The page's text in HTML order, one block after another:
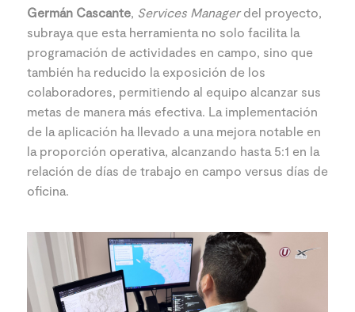
Germán Cascante, Services Managerdel proyecto,
subraya que esta herramienta no solo facilita la
programación de actividades en campo, sino que
también ha reducido la exposición de los
colaboradores, permitiendo al equipo alcanzar sus
metas de manera más efectiva. La implementación
de la aplicación ha llevado a una mejora notable en
la proporción operativa, alcanzando hasta 5:1 en la
relación de días de trabajo en campo versus días de
oficina.